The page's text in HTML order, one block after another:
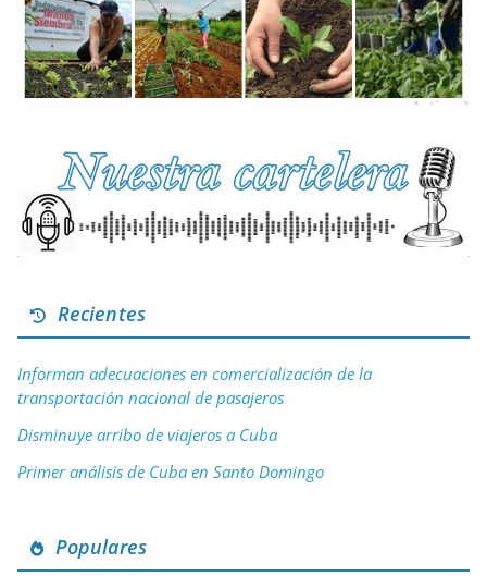
Recientes
Informan adecuaciones en comercialización de la
transportación nacional de pasajeros
Disminuye arribo de viajeros a Cuba
Primer análisis de Cuba en Santo Domingo
Populares